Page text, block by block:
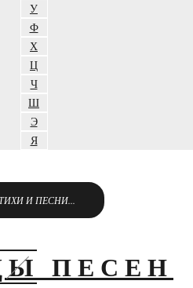
У
Ф
Х
Ц
Ч
Ш
Э
Я
И ПЕСНИ...
ПЕСЕН